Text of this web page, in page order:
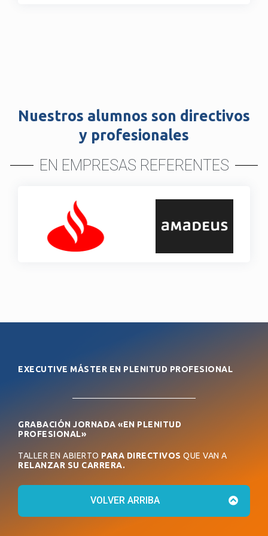
Nuestros alumnos son directivos
y profesionales
EN EMPRESAS REFERENTES
EXECUTIVE MÁSTER EN PLENITUD PROFESIONAL
GRABACIÓN JORNADA «EN PLENITUD
PROFESIONAL»
TALLER EN ABIERTO PARA DIRECTIVOS QUE VAN A
RELANZAR SU CARRERA.
VOLVER ARRIBA